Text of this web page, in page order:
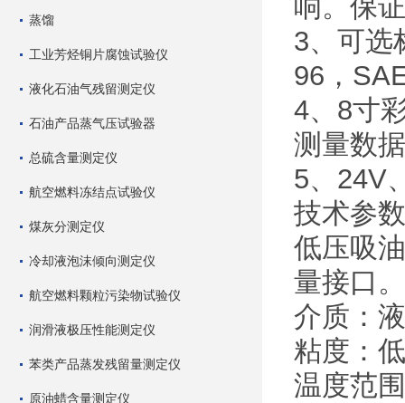
蒸馏
工业芳烃铜片腐蚀试验仪
液化石油气残留测定仪
石油产品蒸气压试验器
总硫含量测定仪
航空燃料冻结点试验仪
煤灰分测定仪
冷却液泡沫倾向测定仪
航空燃料颗粒污染物试验仪
润滑液极压性能测定仪
苯类产品蒸发残留量测定仪
原油蜡含量测定仪
响。保
3、可选
96，
4、8寸
测量数据
5、24V
技术参数
低压吸
量接口。
介质：
粘度：
温度范